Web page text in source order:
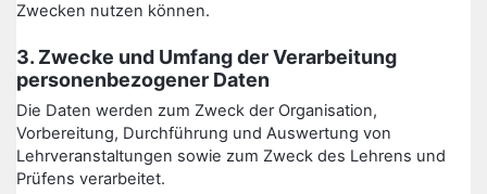
Zwecken nutzen können.
3. Zwecke und Umfang der Verarbeitung
personenbezogener Daten
Die Daten werden zum Zweck der Organisation,
Vorbereitung, Durchführung und Auswertung von
Lehrveranstaltungen sowie zum Zweck des Lehrens und
Prüfens verarbeitet.